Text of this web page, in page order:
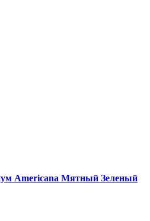
Americana Мятный Зеленый